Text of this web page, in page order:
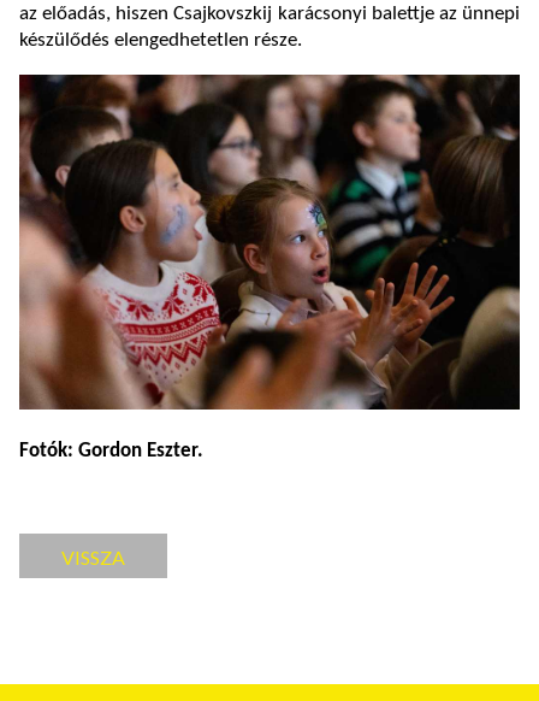
az előadás, hiszen Csajkovszkij karácsonyi balettje az ünnepi
készülődés elengedhetetlen része.
Fotók: Gordon Eszter.
VISSZA